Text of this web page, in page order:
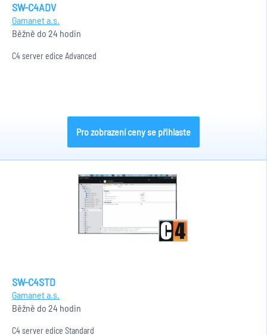
SW-C4ADV
Gamanet a.s.
Běžně do 24 hodin
C4 server edice Advanced
Pro zobrazení ceny se přihlaste
SW-C4STD
Gamanet a.s.
Běžně do 24 hodin
C4 server edice Standard